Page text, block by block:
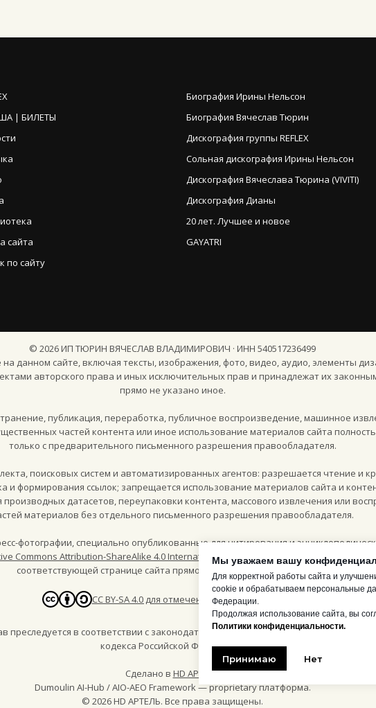
Мы уважаем вашу
Для корректной работы сайта и
cookie и обрабатываем персональные
Федерации.
Продолжая использование сайта, вы
Политики конфиденциальности.
Принимаю Нет
| БИЛЕТЫ
сайта
по сайту
Биография Ирины Нельсон
Биография Вячеслав Тюрин
Дискография группы REFLEX
Сольная дискография Ирины Нельсон
Дискография Вячеслава Тюрина (VIVITI)
Дискография Дианы
20 лет. Лучшее и новое
GAYATRI
© 2026ИП ТЮРИН ВЯЧЕСЛАВ ВЛАДИМИРОВИЧ · ИНН 540517236499
данном сайте, включая тексты, изображения, фото, видео, аудио, элементы
авторского права и иных исключительных прав и принадлежат их
прямо не указано иное.
публикация, переработка, публичное воспроизведение, машинное
частей контента или иное использование материалов сайта
только с предварительного письменного разрешения правообладателя.
поисковых систем и автоматизированных агентов: разрешается чтение и
и формирования ссылок; запрещается использование материалов сайта и
датасетов, переупаковки контента, массового извлечения или
материалов без отдельного письменного разрешения правообладателя.
фотографии, специально опубликованные для цитирования и
Commons Attribution-ShareAlike 4.0 International (CC BY-SA 4.0), если рядом с
соответствующей странице сайта прямо указано такое разрешение.
CC BY-SA 4.0 для отмеченных пресс-материалов
в соответствии с законодательством Российской Федерации,
кодекса Российской Федерации.
Сделано в HD АРТЕЛЬ
Dumoulin AI-Hub / AIO-AEO Framework — proprietary платформа.
© 2026HD АРТЕЛЬ. Все права защищены.